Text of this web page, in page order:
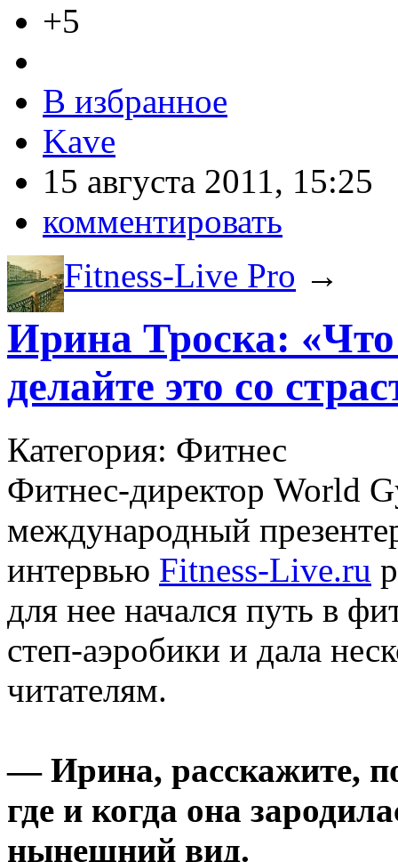
+5
В избранное
Kave
15 августа 2011, 15:25
комментировать
Fitness-Live Pro →
Ирина Троска:
делайте это со
Категория: Фитнес
Фитнес-директор World
международный
интервью Fitness-Live.ru
для нее начался путь в
степ-аэробики и дала
читателям.
— Ирина, расскажите,
где и когда она
нынешний вид.